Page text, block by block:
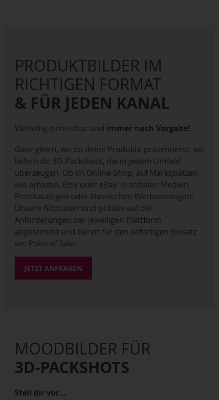
PRODUKTBILDER IM
RICHTIGEN FORMAT
& FÜR JEDEN KANAL
Vielseitig einsetzbar und immer nach Vorgabe!
Ganz gleich, wo du deine Produkte präsentierst, wir
liefern dir 3D-Packshots, die in jedem Umfeld
überzeugen. Ob im Online-Shop, auf Marktplätzen
wie Amazon, Etsy oder eBay, in sozialen Medien,
Printkatalogen oder klassischen Werbeanzeigen:
Unsere Bilddaten sind präzise auf die
Anforderungen der jeweiligen Plattform
abgestimmt und bereit für den sofortigen Einsatz
am Point of Sale.
JETZT ANFRAGEN
MOODBILDER FÜR
3D-PACKSHOTS
Stell dir vor…